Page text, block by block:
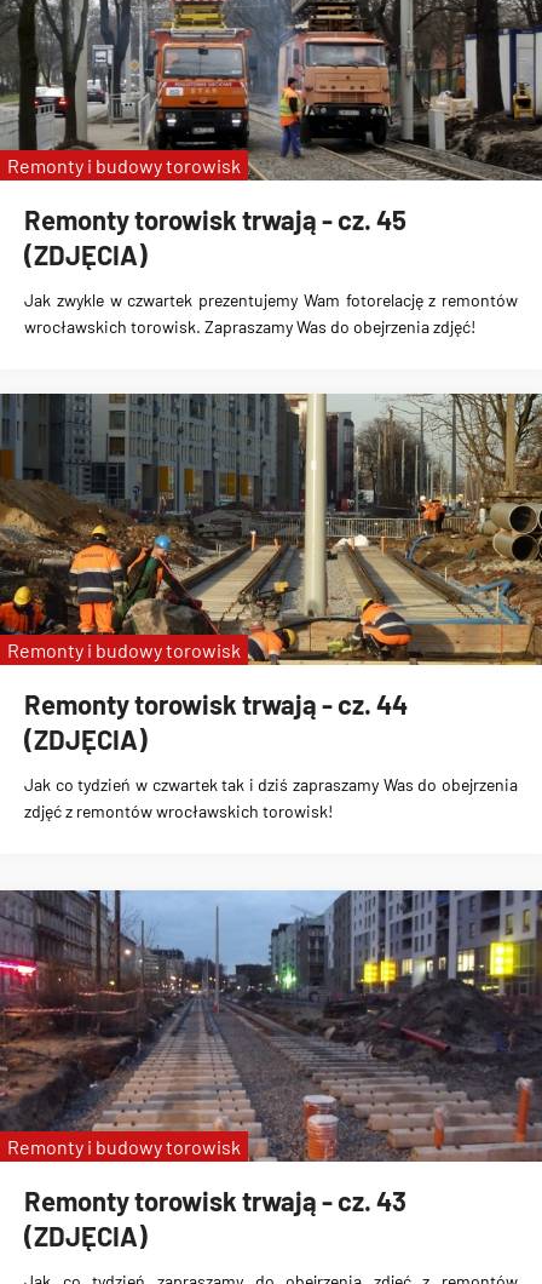
Remonty torowisk trwają - cz. 45
(ZDJĘCIA)
Jak zwykle w czwartek prezentujemy Wam fotorelację z remontów
wrocławskich torowisk. Zapraszamy Was do obejrzenia zdjęć!
Remonty i budowy torowisk
Remonty torowisk trwają - cz. 44
(ZDJĘCIA)
Jak co tydzień w czwartek tak i dziś zapraszamy Was do obejrzenia
zdjęć z remontów wrocławskich torowisk!
Remonty i budowy torowisk
Remonty torowisk trwają - cz. 43
(ZDJĘCIA)
Remonty i budowy torowisk